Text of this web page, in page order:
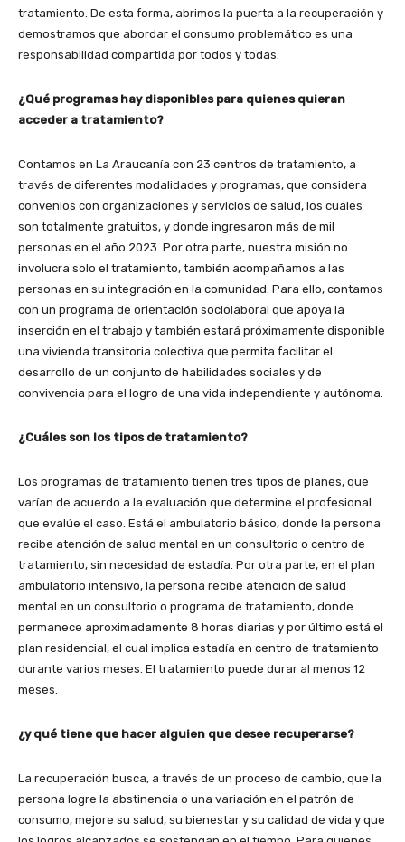
tratamiento. De esta forma, abrimos la puerta a la recuperación y
demostramos que abordar el consumo problemático es una
responsabilidad compartida por todos y todas.
¿Qué programas hay disponibles para quienes quieran
acceder a tratamiento?
Contamos en La Araucanía con 23 centros de tratamiento, a
través de diferentes modalidades y programas, que considera
convenios con organizaciones y servicios de salud, los cuales
son totalmente gratuitos, y donde ingresaron más de mil
personas en el año 2023. Por otra parte, nuestra misión no
involucra solo el tratamiento, también acompañamos a las
personas en su integración en la comunidad. Para ello, contamos
con un programa de orientación sociolaboral que apoya la
inserción en el trabajo y también estará próximamente disponible
una vivienda transitoria colectiva que permita facilitar el
desarrollo de un conjunto de habilidades sociales y de
convivencia para el logro de una vida independiente y autónoma.
¿Cuáles son los tipos de tratamiento?
Los programas de tratamiento tienen tres tipos de planes, que
varían de acuerdo a la evaluación que determine el profesional
que evalúe el caso. Está el ambulatorio básico, donde la persona
recibe atención de salud mental en un consultorio o centro de
tratamiento, sin necesidad de estadía. Por otra parte, en el plan
ambulatorio intensivo, la persona recibe atención de salud
mental en un consultorio o programa de tratamiento, donde
permanece aproximadamente 8 horas diarias y por último está el
plan residencial, el cual implica estadía en centro de tratamiento
durante varios meses. El tratamiento puede durar al menos 12
meses.
¿y qué tiene que hacer alguien que desee recuperarse?
La recuperación busca, a través de un proceso de cambio, que la
persona logre la abstinencia o una variación en el patrón de
consumo, mejore su salud, su bienestar y su calidad de vida y que